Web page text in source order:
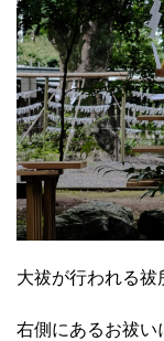
大祓が行われる
右側にあるお祓